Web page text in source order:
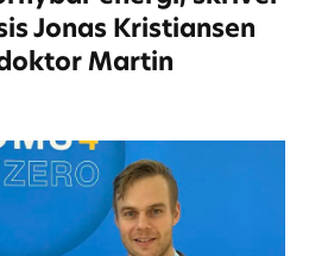
Jonas Kristiansen
Martin